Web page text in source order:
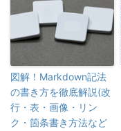
図解！Markdown記法
の書き方を徹底解説(改
行・表・画像・リン
ク・箇条書き方法など